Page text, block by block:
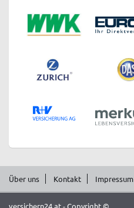
Über uns Kontakt Impressum
versichern24.at - Copyright ©